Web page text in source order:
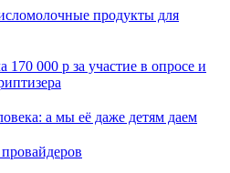
продукты для
170 000 р за участие в опросе и
а мы её даже детям даем